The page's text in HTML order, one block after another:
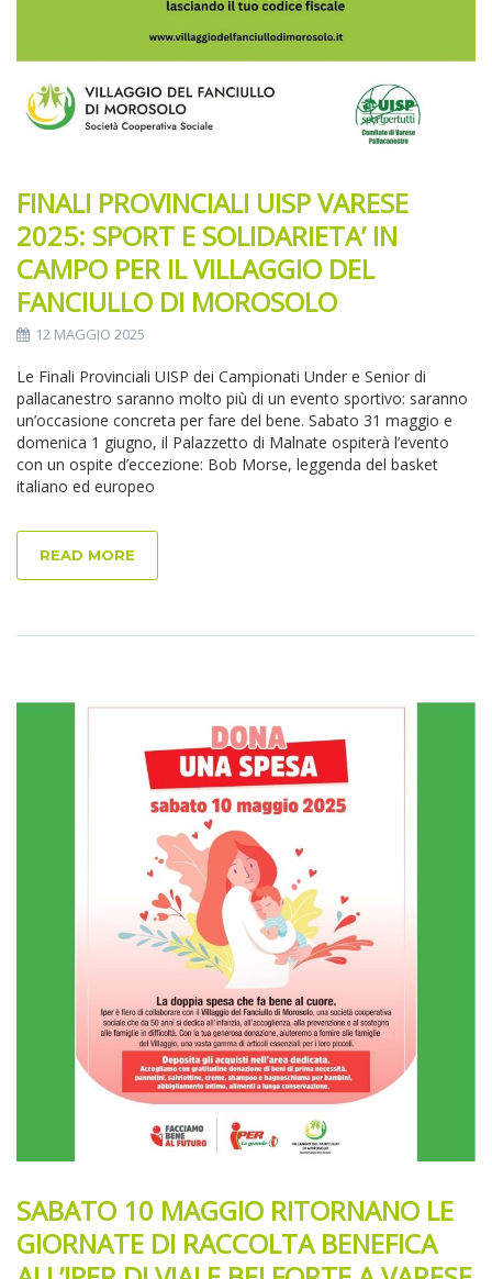
FINALI PROVINCIALI UISP VARESE
2025: SPORT E SOLIDARIETA’ IN
CAMPO PER IL VILLAGGIO DEL
FANCIULLO DI MOROSOLO
12 MAGGIO 2025
Le Finali Provinciali UISP dei Campionati Under e Senior di
pallacanestro saranno molto più di un evento sportivo: saranno
un’occasione concreta per fare del bene. Sabato 31 maggio e
domenica 1 giugno, il Palazzetto di Malnate ospiterà l’evento
con un ospite d’eccezione: Bob Morse, leggenda del basket
italiano ed europeo
READ MORE
SABATO 10 MAGGIO RITORNANO LE
GIORNATE DI RACCOLTA BENEFICA